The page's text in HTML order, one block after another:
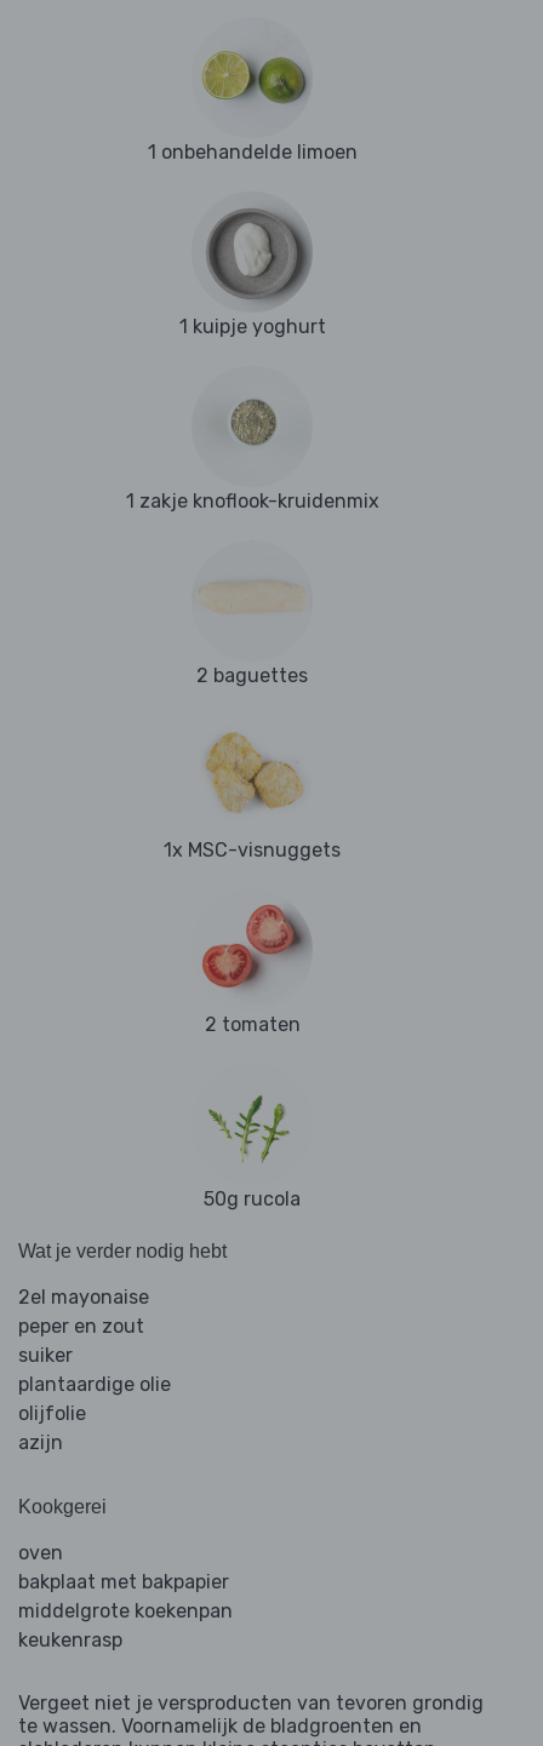
1 onbehandelde limoen
1 kuipje yoghurt
1 zakje knoflook-kruidenmix
2 baguettes
1x MSC-visnuggets
2 tomaten
50g rucola
Wat je verder nodig hebt
2el mayonaise
peper en zout
suiker
plantaardige olie
olijfolie
azijn
Kookgerei
oven
bakplaat met bakpapier
middelgrote koekenpan
keukenrasp
Vergeet niet je versproducten van tevoren grondig
te wassen. Voornamelijk de bladgroenten en